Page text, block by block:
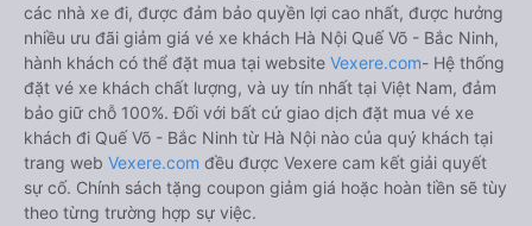
các nhà xe đi, được đảm bảo quyền lợi cao nhất, được hưởng
nhiều ưu đãi giảm giá vé xe khách Hà Nội Quế Võ - Bắc Ninh,
hành khách có thể đặt mua tại website Vexere.com- Hệ thống
đặt vé xe khách chất lượng, và uy tín nhất tại Việt Nam, đảm
bảo giữ chỗ 100%. Đối với bất cứ giao dịch đặt mua vé xe
khách đi Quế Võ - Bắc Ninh từ Hà Nội nào của quý khách tại
trang web Vexere.com đều được Vexere cam kết giải quyết
sự cố. Chính sách tặng coupon giảm giá hoặc hoàn tiền sẽ tùy
theo từng trường hợp sự việc.